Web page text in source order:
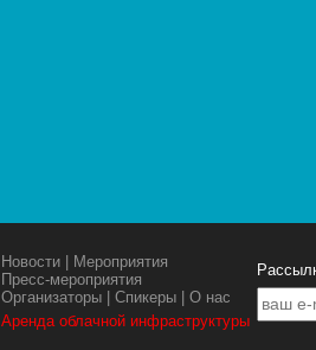
Новости | Мероприятия
Пресс-мероприятия
Организаторы |Спикеры |О нас
Аренда облачной инфраструктуры